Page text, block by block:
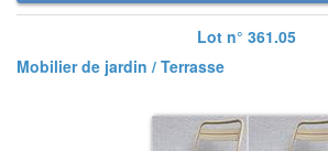
Lot n° 361.05
Mobilier de jardin / Terrasse